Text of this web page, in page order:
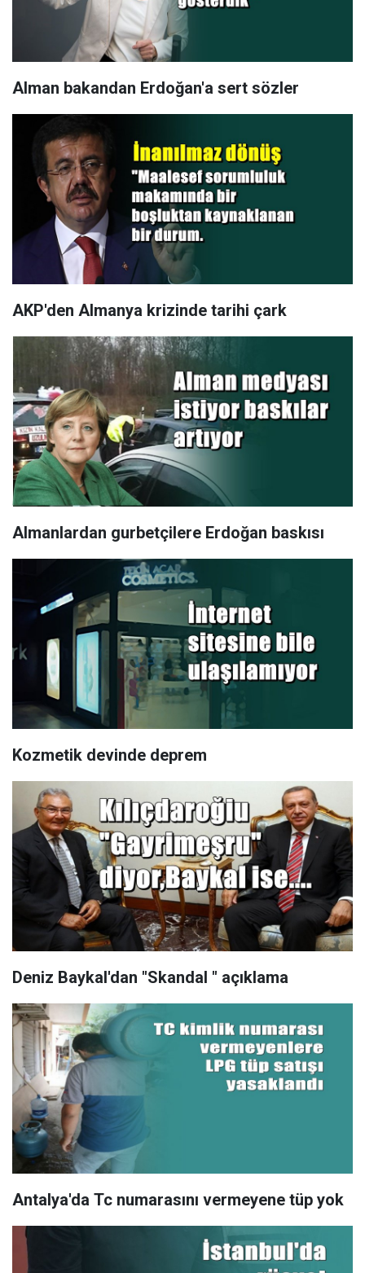
Alman bakandan Erdoğan'a sert sözler
AKP'den Almanya krizinde tarihi çark
Almanlardan gurbetçilere Erdoğan baskısı
Kozmetik devinde deprem
Deniz Baykal'dan "Skandal " açıklama
Antalya'da Tc numarasını vermeyene tüp yok